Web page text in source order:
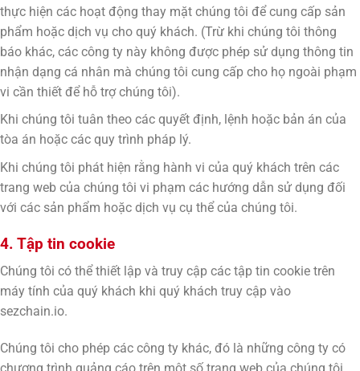
thực hiện các hoạt động thay mặt chúng tôi để cung cấp sản
phẩm hoặc dịch vụ cho quý khách. (Trừ khi chúng tôi thông
báo khác, các công ty này không được phép sử dụng thông tin
nhận dạng cá nhân mà chúng tôi cung cấp cho họ ngoài phạm
vi cần thiết để hỗ trợ chúng tôi).
Khi chúng tôi tuân theo các quyết định, lệnh hoặc bản án của
tòa án hoặc các quy trình pháp lý.
Khi chúng tôi phát hiện rằng hành vi của quý khách trên các
trang web của chúng tôi vi phạm các hướng dẫn sử dụng đối
với các sản phẩm hoặc dịch vụ cụ thể của chúng tôi.
4. Tập tin cookie
Chúng tôi có thể thiết lập và truy cập các tập tin cookie trên
máy tính của quý khách khi quý khách truy cập vào
sezchain.io.
Chúng tôi cho phép các công ty khác, đó là những công ty có